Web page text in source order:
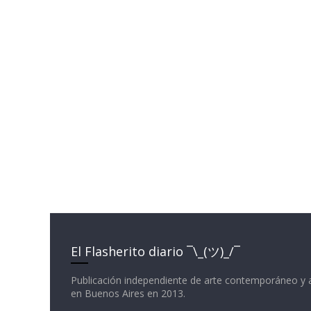
El Flasherito diario ¯\_(ツ)_/¯
Publicación independiente de arte contemporáneo y
en Buenos Aires en 2013.